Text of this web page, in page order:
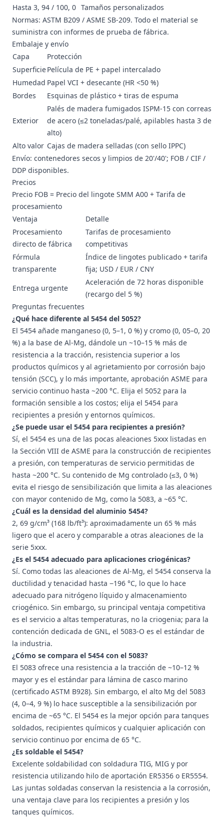
Hasta 3, 94 / 100, 0 Tamaños personalizados
Normas: ASTM B209 / ASME SB-209. Todo el material se
suministra con informes de prueba de fábrica.
Embalaje y envío
Capa
Protección
SuperficiePelícula de PE + papel intercalado
Humedad Papel VCI + desecante (HR <50 %)
Bordes
Esquinas de plástico + tiras de espuma
Exterior
Palés de madera fumigados ISPM-15 con correas
de acero (≤2 toneladas/palé, apilables hasta 3 de
alto)
Alto valor Cajas de madera selladas (con sello IPPC)
Envío: contenedores secos y limpios de 20'/40'; FOB / CIF /
DDP disponibles.
Precios
Precio FOB = Precio del lingote SMM A00 + Tarifa de
procesamiento
Ventaja
Detalle
Procesamiento
directo de fábrica
Tarifas de procesamiento
competitivas
Fórmula
transparente
Índice de lingotes publicado + tarifa
fija; USD / EUR / CNY
Entrega urgente
Aceleración de 72 horas disponible
(recargo del 5 %)
Preguntas frecuentes
¿Qué hace diferente al 5454 del 5052?
El 5454 añade manganeso (0, 5–1, 0 %) y cromo (0, 05–0, 20
%) a la base de Al-Mg, dándole un ~10–15 % más de
resistencia a la tracción, resistencia superior a los
productos químicos y al agrietamiento por corrosión bajo
tensión (SCC), y lo más importante, aprobación ASME para
servicio continuo hasta ~200 °C. Elija el 5052 para la
formación sensible a los costos; elija el 5454 para
recipientes a presión y entornos químicos.
¿Se puede usar el 5454 para recipientes a presión?
Sí, el 5454 es una de las pocas aleaciones 5xxx listadas en
la Sección VIII de ASME para la construcción de recipientes
a presión, con temperaturas de servicio permitidas de
hasta ~200 °C. Su contenido de Mg controlado (≤3, 0 %)
evita el riesgo de sensibilización que limita a las aleaciones
con mayor contenido de Mg, como la 5083, a ~65 °C.
¿Cuál es la densidad del aluminio 5454?
2, 69 g/cm³ (168 lb/ft³): aproximadamente un 65 % más
ligero que el acero y comparable a otras aleaciones de la
serie 5xxx.
¿Es el 5454 adecuado para aplicaciones criogénicas?
Sí. Como todas las aleaciones de Al-Mg, el 5454 conserva la
ductilidad y tenacidad hasta −196 °C, lo que lo hace
adecuado para nitrógeno líquido y almacenamiento
criogénico. Sin embargo, su principal ventaja competitiva
es el servicio a altas temperaturas, no la criogenia; para la
contención dedicada de GNL, el 5083-O es el estándar de
la industria.
¿Cómo se compara el 5454 con el 5083?
El 5083 ofrece una resistencia a la tracción de ~10–12 %
mayor y es el estándar para lámina de casco marino
(certificado ASTM B928). Sin embargo, el alto Mg del 5083
(4, 0–4, 9 %) lo hace susceptible a la sensibilización por
encima de ~65 °C. El 5454 es la mejor opción para tanques
soldados, recipientes químicos y cualquier aplicación con
servicio continuo por encima de 65 °C.
¿Es soldable el 5454?
Excelente soldabilidad con soldadura TIG, MIG y por
resistencia utilizando hilo de aportación ER5356 o ER5554.
Las juntas soldadas conservan la resistencia a la corrosión,
una ventaja clave para los recipientes a presión y los
tanques químicos.